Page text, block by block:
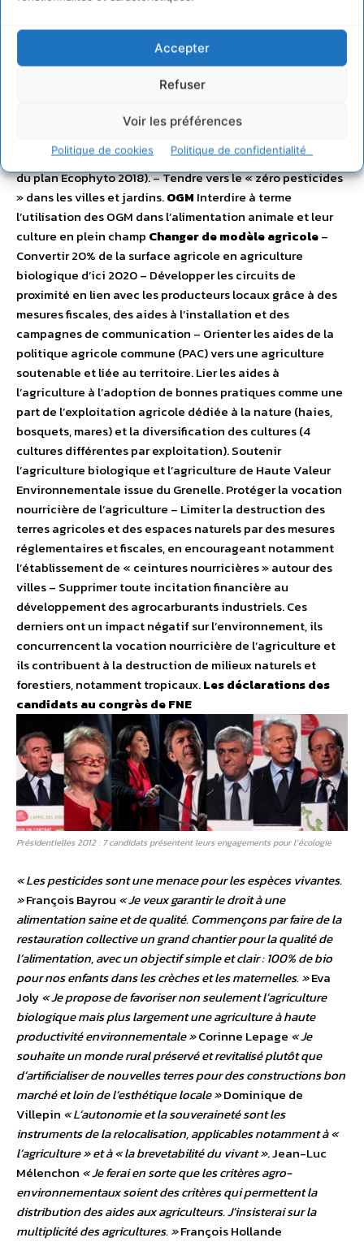
Accepter
Refuser
Voir les préférences
Politique de cookies Politique de confidentialité
s’engager clairement à contribuer à cette réduction des
pesticides. Des mesures plus dissuasives, comme
l’interdiction des pesticides sur les aires d’alimentation
pesticides devront être mise en place si la baisse de
significativement en 2013 (à mi-parcours de l’application
du plan Ecophyto 2018). – Tendre vers le « zéro pesticides
» dans les villes et jardins.OGM Interdire à terme
l’utilisation des OGM dans l’alimentation animale et leur
culture en plein champ Changer de modèle agricole–
Convertir 20% de la surface agricole en agriculture
biologique d’ici 2020 – Développer les circuits de
proximité en lien avec les producteurs locaux grâce à des
mesures fiscales, des aides à l’installation et des
campagnes de communication – Orienter les aides de la
politique agricole commune (PAC) vers une agriculture
soutenable et liée au territoire. Lier les aides à
l’agriculture à l’adoption de bonnes pratiques comme une
part de l’exploitation agricole dédiée à la nature (haies,
bosquets, mares) et la diversification des cultures (4
cultures différentes par exploitation). Soutenir
l’agriculture biologique et l’agriculture de Haute Valeur
Environnementale issue du Grenelle. Protéger la vocation
nourricière de l’agriculture – Limiter la destruction des
terres agricoles et des espaces naturels par des mesures
réglementaires et fiscales, en encourageant notamment
l’établissement de « ceintures nourricières » autour des
villes – Supprimer toute incitation financière au
développement des agrocarburants industriels. Ces
derniers ont un impact négatif sur l’environnement, ils
concurrencent la vocation nourricière de l’agriculture et
ils contribuent à la destruction de milieux naturels et
forestiers, notamment tropicaux.Les déclarations des
candidats au congrès de FNE
Présidentielles 2012 : 7 candidats présentent leurs engagements pour l’écologie
« Les pesticides sont une menace pour les espèces vivantes.
»François Bayrou « Je veux garantir le droit à une
alimentation saine et de qualité. Commençons par faire de la
restauration collective un grand chantier pour la qualité de
l’alimentation, avec un objectif simple et clair : 100% de bio
pour nos enfants dans les crèches et les maternelles. »Eva
Joly« Je propose de favoriser non seulement l’agriculture
biologique mais plus largement une agriculture à haute
productivité environnementale »Corinne Lepage « Je
souhaite un monde rural préservé et revitalisé plutôt que
d’artificialiser de nouvelles terres pour des constructions bon
marché et loin de l’esthétique locale »Dominique de
Villepin « L’autonomie et la souveraineté sont les
instruments de la relocalisation, applicables notamment à «
l’agriculture » et à « la brevetabilité du vivant ». Jean-Luc
Mélenchon « Je ferai en sorte que les critères agro-
environnementaux soient des critères qui permettent la
distribution des aides aux agriculteurs. J’insisterai sur la
multiplicité des agricultures. »François Hollande